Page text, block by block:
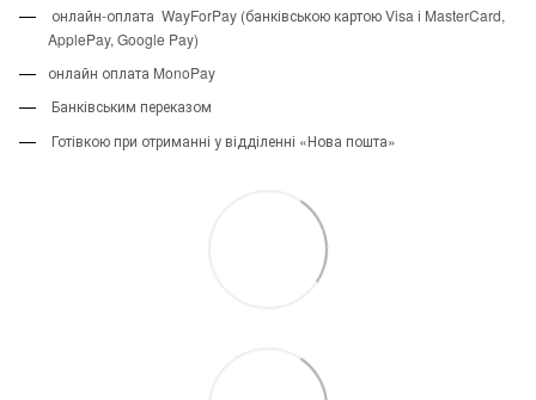
онлайн-оплата WayForPay (банківською картою Visa і MasterCard,
ApplePay, Google Pay)
онлайн оплата MonoPay
Банківським переказом
Готівкою при отриманні у відділенні «Нова пошта»